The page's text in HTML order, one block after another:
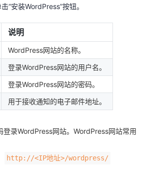
“安装WordPress”按钮。
说明
WordPress网站的名称。
登录WordPress网站的用户名。
登录WordPress网站的密码。
用于接收通知的电子邮件地址。
登录WordPress网站。WordPress网站常用
http://<IP地址>/wordpress/